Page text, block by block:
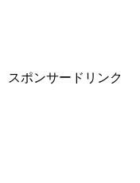
スポンサードリンク